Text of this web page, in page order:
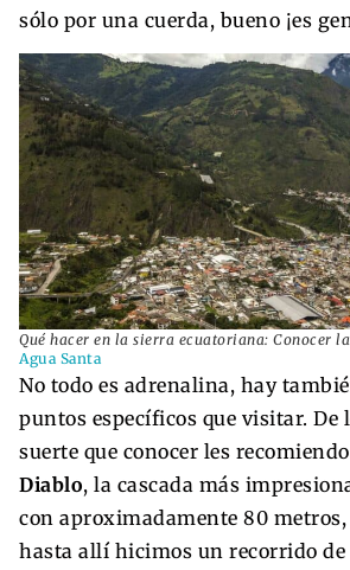
sólo por una cuerda, bueno ¡es
Qué hacer en la sierra ecuatoriana: Conocer la
Agua Santa
No todo es adrenalina, hay
puntos específicos que visitar. De
suerte que conocer les
Diablo, la cascada más
con aproximadamente 80
hasta allí hicimos un recorrido de